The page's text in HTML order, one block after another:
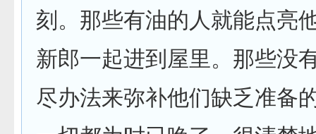
刻。那些有油的人就能点亮
新郎一起进到屋里。那些没
尽办法来弥补他们缺乏准备